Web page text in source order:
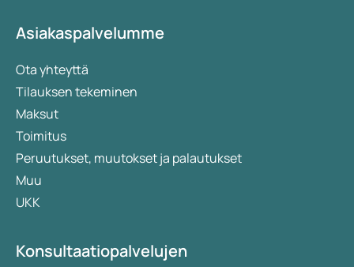
Asiakaspalvelumme
Ota yhteyttä
Tilauksen tekeminen
Maksut
Toimitus
Peruutukset, muutokset ja palautukset
Muu
UKK
Konsultaatiopalvelujen